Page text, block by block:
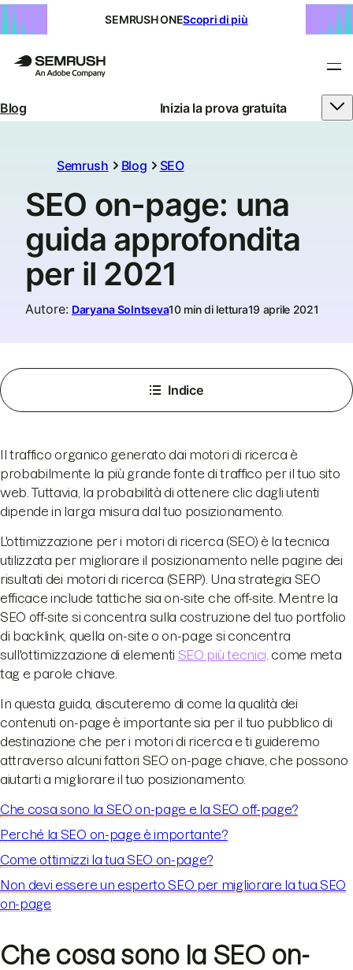
SEMRUSH ONEScopri di più
Blog Inizia la prova gratuita
Semrush Blog SEO
SEO on-page: una
guida approfondita
per il 2021
Autore: Daryana Solntseva10 min di lettura19 aprile 2021
Indice
Il traffico organico generato dai motori di ricerca è
probabilmente la più grande fonte di traffico per il tuo sito
web. Tuttavia, la probabilità di ottenere clic dagli utenti
dipende in larga misura dal tuo posizionamento.
L'ottimizzazione per i motori di ricerca (SEO) è la tecnica
utilizzata per migliorare il posizionamento nelle pagine dei
risultati dei motori di ricerca (SERP). Una strategia SEO
efficace include tattiche sia on-site che off-site. Mentre la
SEO off-site si concentra sulla costruzione del tuo portfolio
di backlink, quella on-site o on-page si concentra
sull'ottimizzazione di elementi SEO più tecnici, come meta
tag e parole chiave.
In questa guida, discuteremo di come la qualità dei
contenuti on-page è importante sia per il tuo pubblico di
destinazione che per i motori di ricerca e ti guideremo
attraverso alcuni fattori SEO on-page chiave, che possono
aiutarti a migliorare il tuo posizionamento:
Che cosa sono la SEO on-page e la SEO off-page?
Perché la SEO on-page è importante?
Come ottimizzi la tua SEO on-page?
Non devi essere un esperto SEO per migliorare la tua SEO
on-page
Che cosa sono la SEO on-